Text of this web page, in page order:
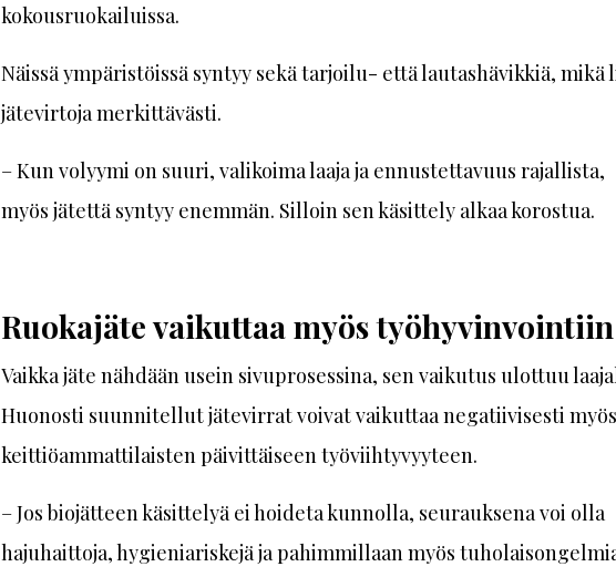
kokousruokailuissa.
Näissä ympäristöissä syntyy sekä tarjoilu- että lautashävikkiä, mikä
jätevirtoja merkittävästi.
– Kun volyymi on suuri, valikoima laaja ja ennustettavuus rajallista,
myös jätettä syntyy enemmän. Silloin sen käsittely alkaa korostua.
Ruokajäte vaikuttaa myös työhyvinvointiin
Vaikka jäte nähdään usein sivuprosessina, sen vaikutus ulottuu
Huonosti suunnitellut jätevirrat voivat vaikuttaa negatiivisesti myös
keittiöammattilaisten päivittäiseen työviihtyvyyteen.
– Jos biojätteen käsittelyä ei hoideta kunnolla, seurauksena voi olla
hajuhaittoja, hygieniariskejä ja pahimmillaan myös